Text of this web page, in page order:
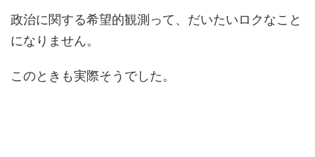
政治に関する希望的観測って、だいたいロクなこと
になりません。
このときも実際そうでした。